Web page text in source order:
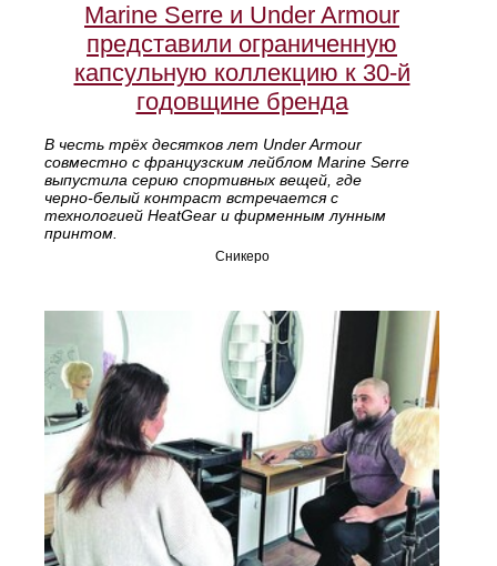
Marine Serre и Under Armour
представили ограниченную
капсульную коллекцию к 30‑й
годовщине бренда
В честь трёх десятков лет Under Armour
совместно с французским лейблом Marine Serre
выпустила серию спортивных вещей, где
черно‑белый контраст встречается с
технологией HeatGear и фирменным лунным
принтом.
Сникеро